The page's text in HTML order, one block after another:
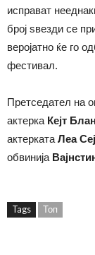
исправат
број ѕвезди се
веројатно ќе го
фестивал.
Претседател на
актерка Кејт
актерката Леа
обвинија
Tags Топ